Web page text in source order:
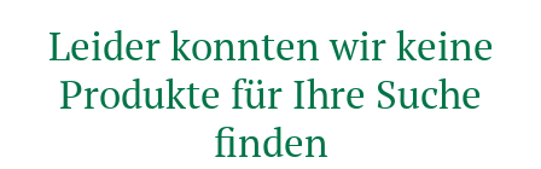
Leider konnten wir keine
Produkte für Ihre Suche
finden